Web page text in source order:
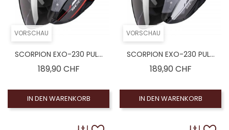
VORSCHAU
SCORPION EXO-230 PUL...
189,90 CHFPreis
IN DEN WARENKORB
VORSCHAU
SCORPION EXO-230 PUL...
189,90 CHFPreis
IN DEN WARENKORB